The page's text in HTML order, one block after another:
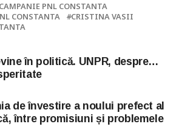
PNL CONSTANTA
CONSTANTA
CRISTINA VASII
în politică. UNPR, despre…
de învestire a noului prefect al
între promisiuni și problemele